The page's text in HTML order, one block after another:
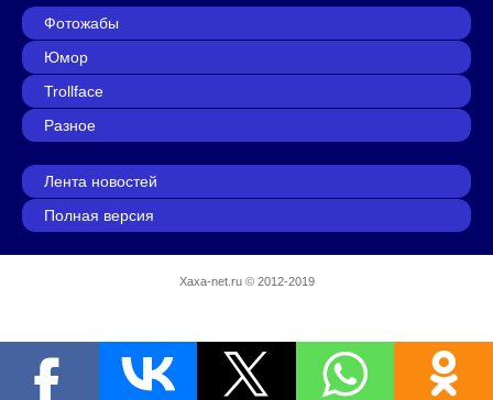
Фотожабы
Юмор
Trollface
Разное
Лента новостей
Полная версия
Xaxa-net.ru© 2012-2019